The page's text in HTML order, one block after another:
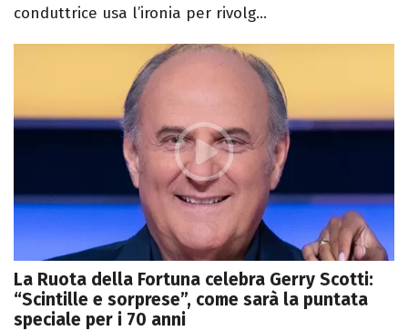
conduttrice usa l’ironia per rivolg...
La Ruota della Fortuna celebra Gerry Scotti:
“Scintille e sorprese”, come sarà la puntata
speciale per i 70 anni